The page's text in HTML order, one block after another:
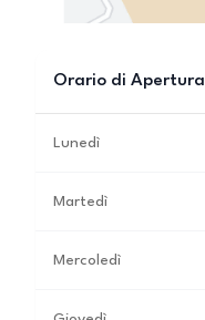
Orario di Apertura
Lunedì
Martedì
Mercoledì